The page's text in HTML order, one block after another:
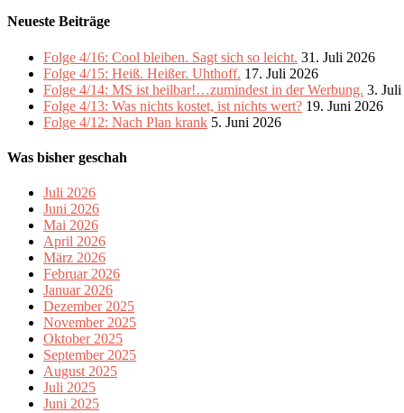
Neueste Beiträge
Folge 4/16: Cool bleiben. Sagt sich so leicht. 31. Juli 2026
Folge 4/15: Heiß. Heißer. Uhthoff. 17. Juli 2026
Folge 4/14: MS ist heilbar!…zumindest in der Werbung. 3.
Folge 4/13: Was nichts kostet, ist nichts wert? 19. Juni 2026
Folge 4/12: Nach Plan krank 5. Juni 2026
Was bisher geschah
Juli 2026
Juni 2026
Mai 2026
April 2026
März 2026
Februar 2026
Januar 2026
Dezember 2025
November 2025
Oktober 2025
September 2025
August 2025
Juli 2025
Juni 2025